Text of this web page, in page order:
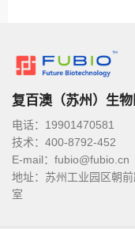
复百澳（苏州）生
电话：19901470581
技术：400-8792-452
E-mail：fubio@fubio.cn
地址：苏州工业园区朝
室